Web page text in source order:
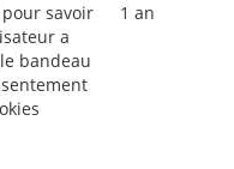
savoir
a
bandeau
1 an